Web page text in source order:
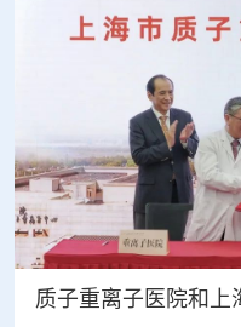
质子重离子医院和上